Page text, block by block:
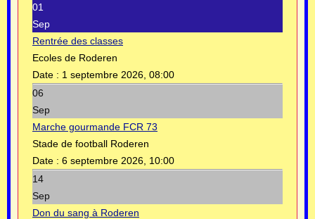
01
Sep
Rentrée des classes
Ecoles de Roderen
Date : 1 septembre 2026, 08:00
06
Sep
Marche gourmande FCR 73
Stade de football Roderen
Date : 6 septembre 2026, 10:00
14
Sep
Don du sang à Roderen